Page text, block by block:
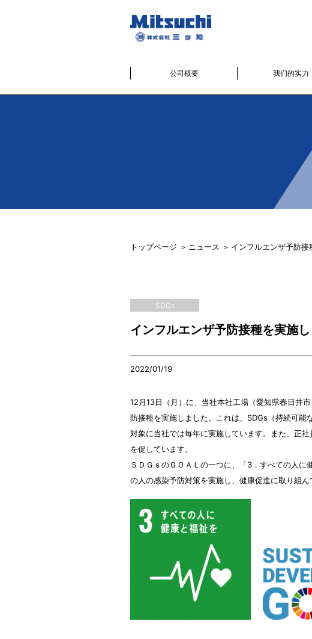
公司概要 我们的实力
トップページ ニュース インフルエンザ予防接
SDGs
インフルエンザ予防接種を実施
2022/01/19
12月13日（月）に、当社本社工場（愛知県春日井
防接種を実施しました。これは、SDGs（持続可
対象に当社では毎年に実施しています。また、正
を促しています。
ＳＤＧｓのＧＯＡＬの一つに、「3．すべての人
の人の感染予防対策を実施し、健康促進に取り組ん